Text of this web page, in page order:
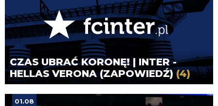
CZAS UBRAĆ KORONĘ! | INTER -
HELLAS VERONA (ZAPOWIEDŹ)(4)
01.08